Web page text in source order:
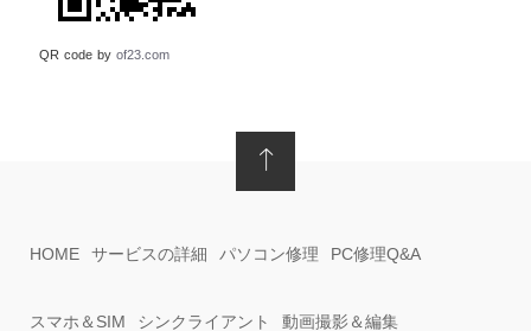
QR code by of23.com
HOME サービスの詳細 パソコン修理 PC修理Q&A
スマホ＆SIM シンクライアント 動画撮影＆編集